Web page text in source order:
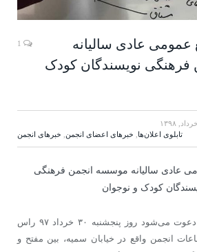
عادی سالیانه
نویسندگان کودک
تابلوی اعلان‌ها, خبرهای اعضای انجمن, خبرهای انجمن
عادی سالیانه موسسه انجمن فرهنگی
کودک و نوجوان
از اعضای محترم انجمن دعوت می‌شود روز پنجشنبه ۳۰ خرداد ۹۷ راس
اجتماعات انجمن واقع در خیابان سمیه، بین مفتح و